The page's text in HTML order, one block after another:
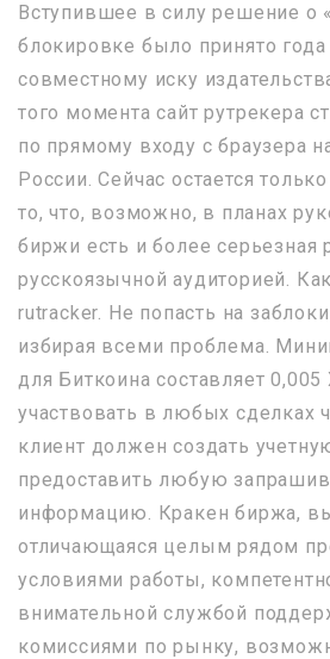
Вступившее в силу решение о
блокировке было принято года
совместному иску
того момента сайт рутрекера
по прямому входу с браузера
России. Сейчас остается
то, что, возможно, в планах
биржи есть и более серьезная
русскоязычной аудиторией.
rutracker. Не попасть на
избирая всеми проблема.
для Биткоина составляет 0,005
участвовать в любых сделках
клиент должен создать
предоставить любую
информацию. Кракен биржа,
отличающаяся целым рядом
условиями работы,
внимательной службой
комиссиями по рынку,